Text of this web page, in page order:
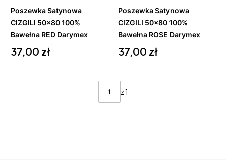
Poszewka Satynowa
CIZGILI 50x80 100%
Bawełna RED Darymex
Cena
37,00 zł
Poszewka Satynowa
CIZGILI 50x80 100%
Bawełna ROSE Darymex
Cena
37,00 zł
z 1